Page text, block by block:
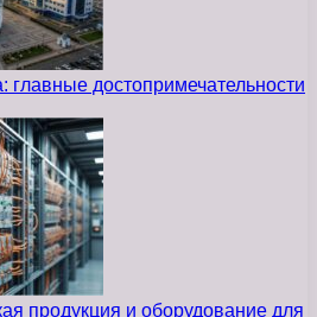
главные достопримечательности
продукция и оборудование для